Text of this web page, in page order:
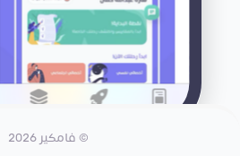
© فامكير 2026